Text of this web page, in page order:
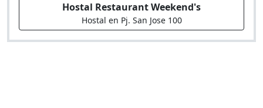
Hostal Restaurant Weekend's
Hostal en Pj. San Jose 100